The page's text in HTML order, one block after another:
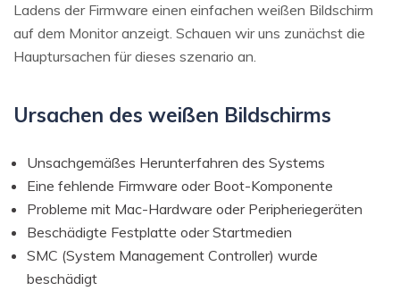
Ladens der Firmware einen einfachen weißen Bildschirm
auf dem Monitor anzeigt. Schauen wir uns zunächst die
Hauptursachen für dieses szenario an.
Ursachen des weißen Bildschirms
Unsachgemäßes Herunterfahren des Systems
Eine fehlende Firmware oder Boot-Komponente
Probleme mit Mac-Hardware oder Peripheriegeräten
Beschädigte Festplatte oder Startmedien
SMC (System Management Controller) wurde
beschädigt